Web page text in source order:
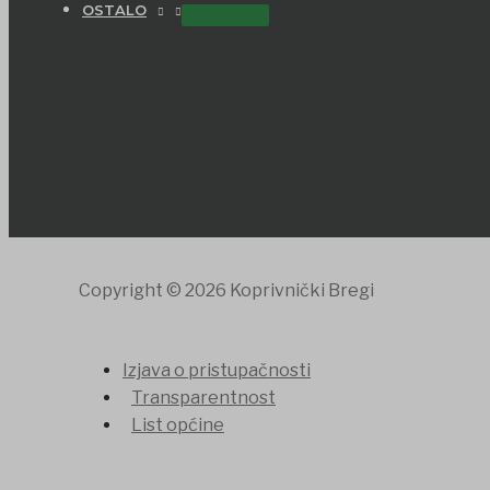
OSTALO
Copyright © 2026 Koprivnički Bregi
Izjava o pristupačnosti
Transparentnost
List općine